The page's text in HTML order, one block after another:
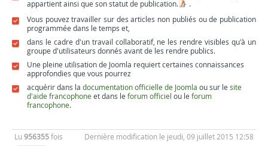
appartient ainsi que son statut de publication.
.
Vous pouvez travailler sur des articles non publiés ou de publication
programmée dans le temps et,
dans le cadre d'un travail collaboratif, ne les rendre visibles qu'à un
groupe d'utilisateurs donnés avant de les rendre publics.
Une pleine utilisation de Joomla requiert certaines connaissances
approfondies que vous pourrez
acquérir dans la documentation officielle de Joomla ou sur le site
d'aide francophone et dans le forum officiel ou le forum
francophone.
Lu 956355 fois Dernière modification le jeudi, 09 juillet 2015 12:58